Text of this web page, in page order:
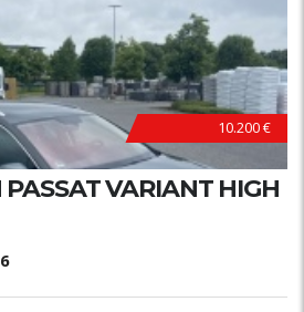
10.200 €
VARIANT HIGH